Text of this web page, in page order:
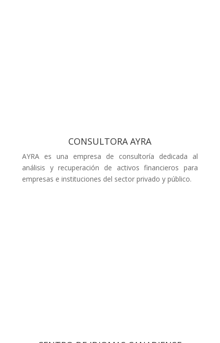
CONSULTORA AYRA
AYRA es una empresa de consultoría dedicada al
análisis y recuperación de activos financieros para
empresas e instituciones del sector privado y público.